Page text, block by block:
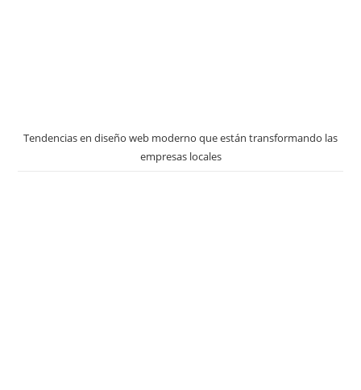
Tendencias en diseño web moderno que están transformando las
empresas locales